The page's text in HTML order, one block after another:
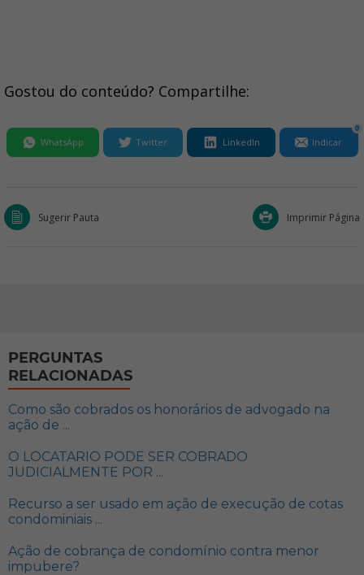
Gostou do conteúdo? Compartilhe:
WhatsApp Twitter LinkedIn Indicar
0
Sugerir Pauta Imprimir Página
PERGUNTAS
RELACIONADAS
Como são cobrados os honorários de advogado na
ação de ...
O LOCATARIO PODE SER COBRADO
JUDICIALMENTE POR ...
Recurso a ser usado em ação de execução de cotas
condominiais ...
Ação de cobrança de condomínio contra menor
impubere?